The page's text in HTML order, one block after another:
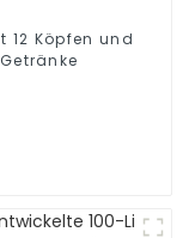
Köpfen und